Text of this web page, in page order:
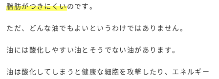
脂肪がつきにくいのです。
ただ、どんな油でもよいというわけではありません。
油には酸化しやすい油とそうでない油があります。
油は酸化してしまうと健康な細胞を攻撃したり、エネルギー